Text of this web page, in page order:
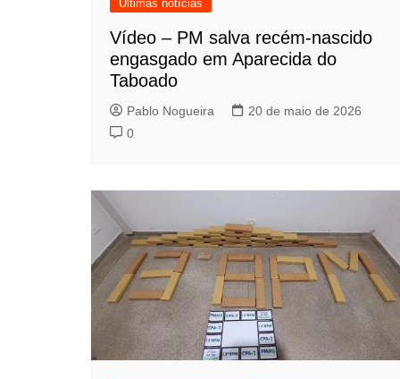
Últimas notícias
Vídeo – PM salva recém-nascido
engasgado em Aparecida do
Taboado
Pablo Nogueira
20 de maio de 2026
0